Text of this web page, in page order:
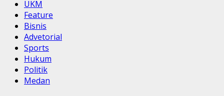
UKM
Feature
Bisnis
Advetorial
Sports
Hukum
Politik
Medan